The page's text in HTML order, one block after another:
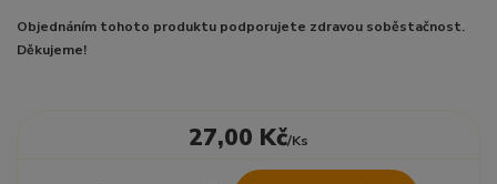
Objednáním tohoto produktu podporujete zdravou soběstačnost.
Děkujeme!
27,00 Kč/Ks